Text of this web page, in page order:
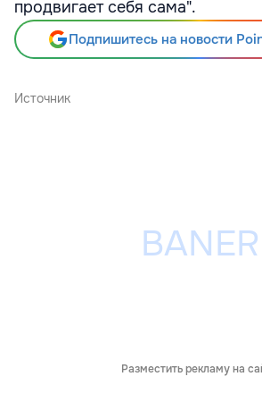
продвигает себя сама".
Подпишитесь на новости
Источник
Разместить рекламу на